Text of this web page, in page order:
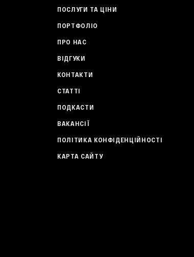
ПОСЛУГИ ТА ЦІНИ
ПОРТФОЛІО
ПРО НАС
ВІДГУКИ
КОНТАКТИ
CТАТТІ
ПОДКАСТИ
ВАКАНСІЇ
ПОЛІТИКА КОНФІДЕНЦІЙНОСТІ
КАРТА САЙТУ